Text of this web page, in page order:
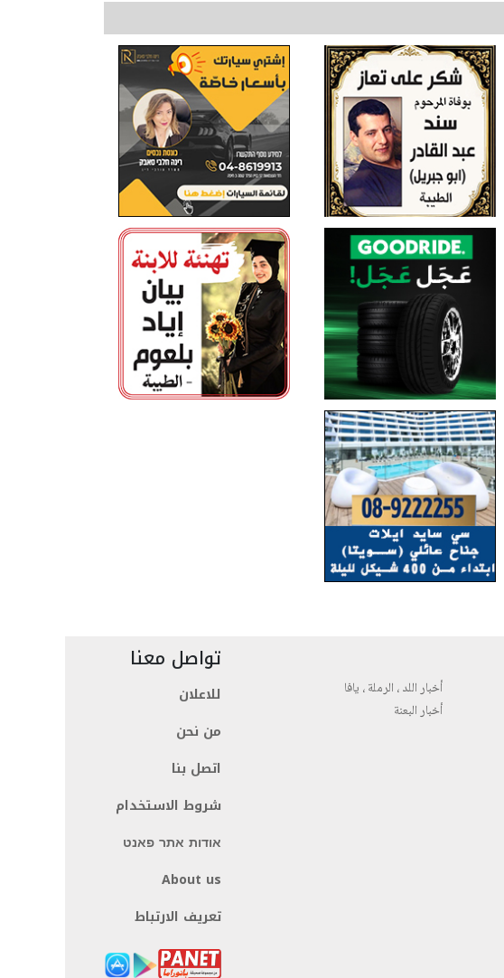
أخبار اللد ، الرملة ، يافا
أخبار البعنة
تواصل معنا
للاعلان
من نحن
اتصل بنا
شروط الاستخدام
אודות אתר פאנט
About us
تعريف الارتباط